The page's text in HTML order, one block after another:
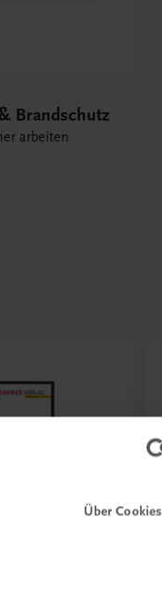
Über Cookies
Brandschutz
arbeiten